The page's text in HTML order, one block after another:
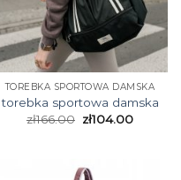
TOREBKA SPORTOWA DAMSKA
torebka sportowa damska
zł166.00 zł104.00